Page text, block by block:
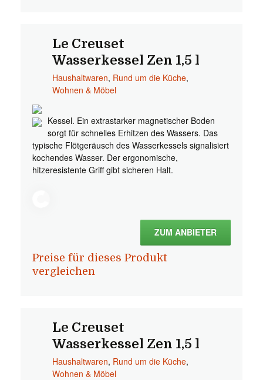
Le Creuset
Wasserkessel Zen 1,5 l
Haushaltwaren, Rund um die Küche,
Wohnen & Möbel
Kessel. Ein extrastarker magnetischer Boden
sorgt für schnelles Erhitzen des Wassers. Das
typische Flötgeräusch des Wasserkessels signalisiert
kochendes Wasser. Der ergonomische,
hitzeresistente Griff gibt sicheren Halt.
ZUM ANBIETER
Preise für dieses Produkt
vergleichen
Le Creuset
Wasserkessel Zen 1,5 l
Haushaltwaren, Rund um die Küche,
Wohnen & Möbel